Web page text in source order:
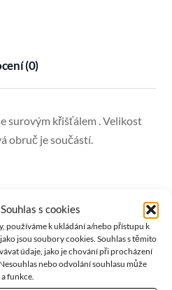
s cookies
používáme k ukládání a/nebo přístupu k
jsou soubory cookies. Souhlas s těmito
údaje, jako je chování při procházení
nebo odvolání souhlasu může
funkce.
(0)
surovým křišťálem . Velikost
obruč je součástí.
universální krystal,
uvolňuje a reguluje ji a
Povzbuzuje psychiku,
Pomáhá sebezdokonalení.
negativním. Zvyšuje naše